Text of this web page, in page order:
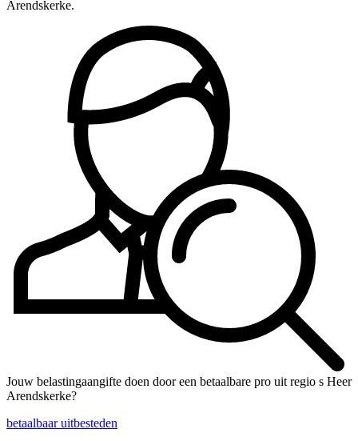
Arendskerke.
Jouw belastingaangifte doen door een betaalbare pro uit regio s Heer
Arendskerke?
betaalbaar uitbesteden